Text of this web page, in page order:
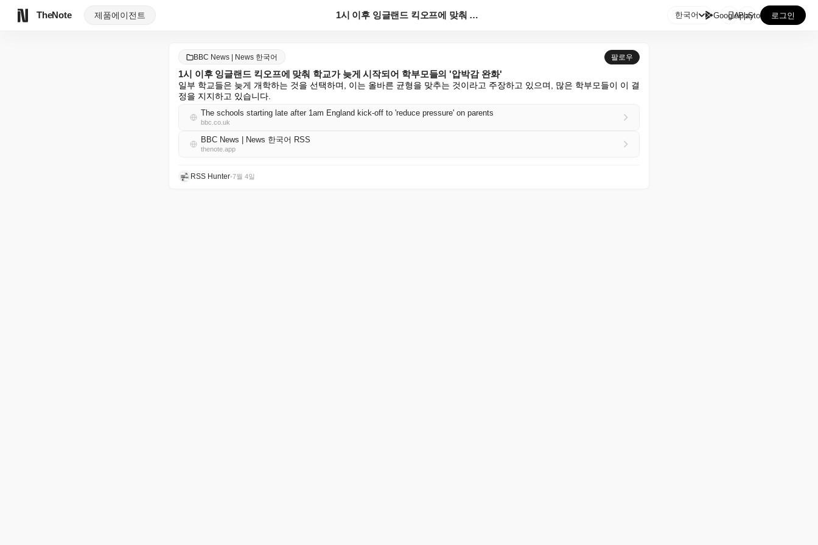
TheNote 제품에이전트 1시 이후 잉글랜드 킥오프에 맞춰 학교가 늦게 시작되어... 한국어 GooglePlay
AppStore 로그인
BBC News | News 한국어 팔로우
1시 이후 잉글랜드 킥오프에 맞춰 학교가 늦게 시작되어 학부모들의 '압박감 완화'
일부 학교들은 늦게 개학하는 것을 선택하며, 이는 올바른 균형을 맞추는 것이라고 주장하고 있으며, 많은 학부모들이 이 결
정을 지지하고 있습니다.
The schools starting late after 1am England kick-off to 'reduce pressure' on parents
bbc.co.uk
BBC News | News 한국어 RSS
thenote.app
RSS Hunter•7월 4일